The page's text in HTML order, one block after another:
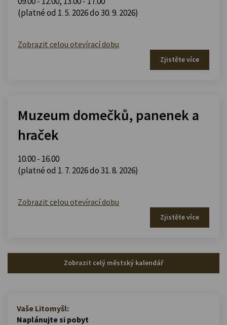
(platné od 1. 5. 2026 do 30. 9. 2026)
Zobrazit celou otevírací dobu
Zjistěte více
Muzeum domečků, panenek a
hraček
10.00 - 16.00
(platné od 1. 7. 2026 do 31. 8. 2026)
Zobrazit celou otevírací dobu
Zjistěte více
Zobrazit celý městský kalendář
Vaše Litomyšl:
Naplánujte si pobyt